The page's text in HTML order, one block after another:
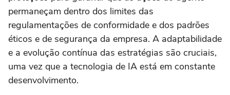
permaneçam dentro dos limites das
regulamentações de conformidade e dos padrões
éticos e de segurança da empresa. A adaptabilidade
e a evolução contínua das estratégias são cruciais,
uma vez que a tecnologia de IA está em constante
desenvolvimento.